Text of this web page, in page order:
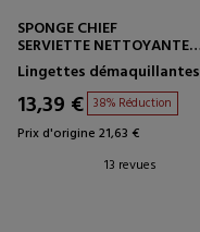
SPONGE CHIEF
SERVIETTE NETTOYANTE
POUR LE VISAGE
Lingettes démaquillantes
13,39 € 38% Réduction
Prix d'origine 21,63 €
13 revues